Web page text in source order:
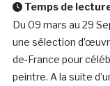
Temps de
Du 09 mars au 29
une sélection
de-France pour
peintre. A la suite